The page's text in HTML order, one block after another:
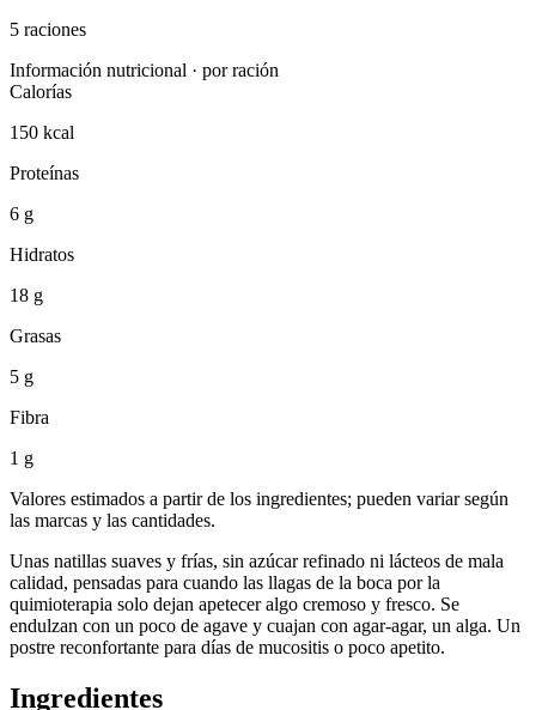
5 raciones
Información nutricional · por ración
Calorías
150 kcal
Proteínas
6 g
Hidratos
18 g
Grasas
5 g
Fibra
1 g
Valores estimados a partir de los ingredientes; pueden variar según
las marcas y las cantidades.
Unas natillas suaves y frías, sin azúcar refinado ni lácteos de mala
calidad, pensadas para cuando las llagas de la boca por la
quimioterapia solo dejan apetecer algo cremoso y fresco. Se
endulzan con un poco de agave y cuajan con agar-agar, un alga. Un
postre reconfortante para días de mucositis o poco apetito.
Ingredientes